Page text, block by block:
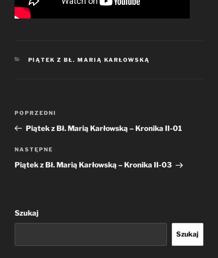
KATEGORIE
PIĄTEK Z BŁ. MARIĄ KARŁOWSKĄ
wpisu
Poprzedni
wpis
POPRZEDNI
Piątek z Bł. Marią Karłowską – Kronika II-01
Następny
wpis
NASTĘPNE
Piątek z Bł. Marią Karłowską – Kronika II-03
Szukaj
Szukaj